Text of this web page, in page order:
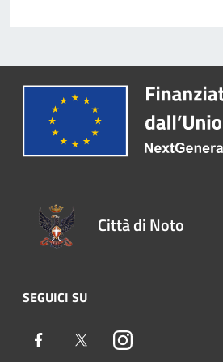
Città di Noto
SEGUICI SU
Facebook TwitterInstagram